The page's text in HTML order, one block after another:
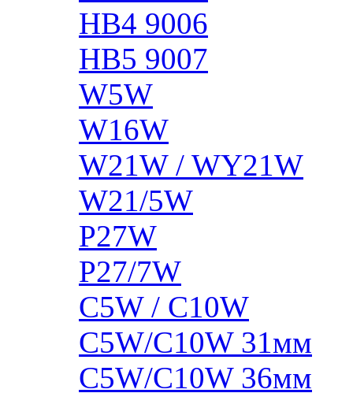
HB4 9006
HB5 9007
W5W
W16W
W21W / WY21W
W21/5W
P27W
P27/7W
C5W / C10W
C5W/C10W 31мм
C5W/C10W 36мм